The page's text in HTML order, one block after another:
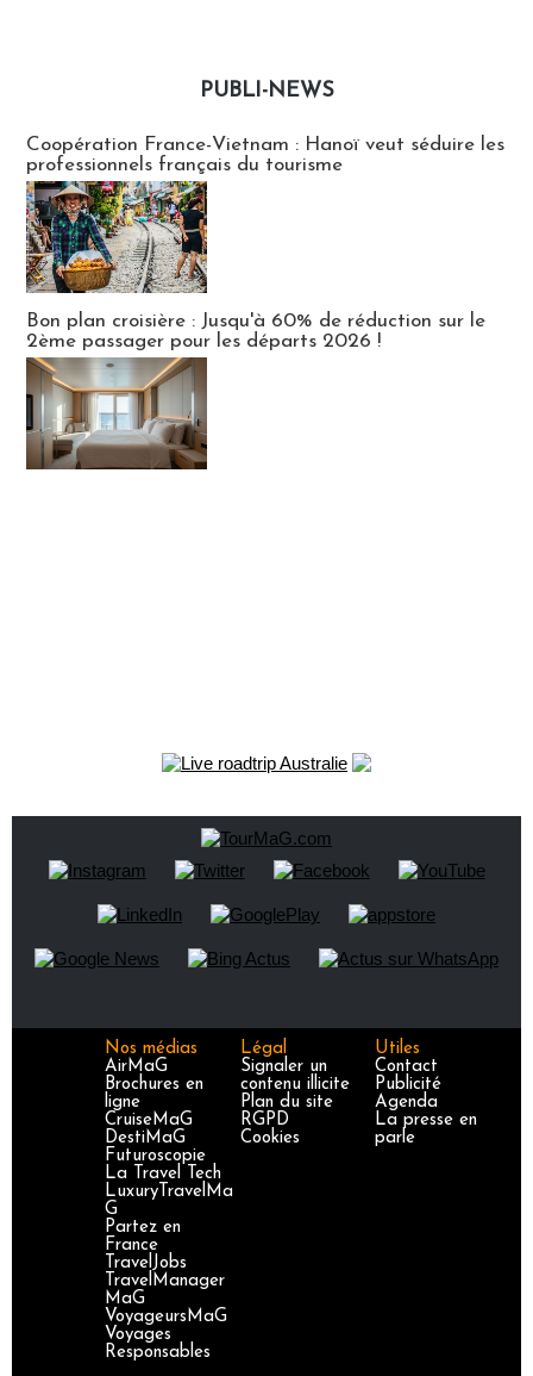
PUBLI-NEWS
Coopération France-Vietnam : Hanoï veut séduire les
professionnels français du tourisme
Bon plan croisière : Jusqu'à 60% de réduction sur le
2ème passager pour les départs 2026 !
Nos médias
AirMaG
Brochures en
ligne
CruiseMaG
DestiMaG
Futuroscopie
La Travel Tech
LuxuryTravelMa
G
Partez en
France
TravelJobs
TravelManager
MaG
VoyageursMaG
Voyages
Responsables
Légal
Signaler un
contenu illicite
Plan du site
RGPD
Cookies
Utiles
Contact
Publicité
Agenda
La presse en
parle